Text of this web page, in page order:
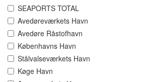
SEAPORTS TOTAL
Avedøreværkets Havn
Avedøre Råstofhavn
Københavns Havn
Stålvalseværkets Havn
Køge Havn